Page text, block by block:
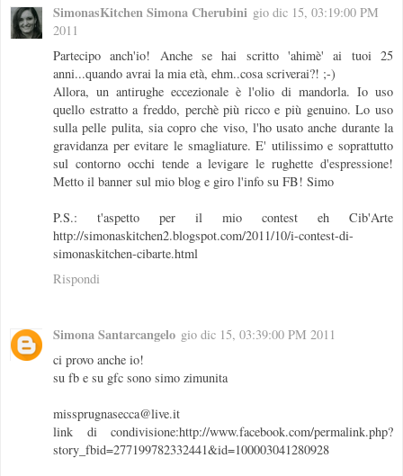
SimonasKitchen Simona Cherubini gio dic 15, 03:19:00 PM
2011
Partecipo anch'io! Anche se hai scritto 'ahimè' ai tuoi 25
anni...quando avrai la mia età, ehm..cosa scriverai?! ;-)
Allora, un antirughe eccezionale è l'olio di mandorla. Io uso
quello estratto a freddo, perchè più ricco e più genuino. Lo uso
sulla pelle pulita, sia copro che viso, l'ho usato anche durante la
gravidanza per evitare le smagliature. E' utilissimo e soprattutto
sul contorno occhi tende a levigare le rughette d'espressione!
Metto il banner sul mio blog e giro l'info su FB! Simo
P.S.: t'aspetto per il mio contest eh Cib'Arte
http://simonaskitchen2.blogspot.com/2011/10/i-contest-di-
simonaskitchen-cibarte.html
Rispondi
Simona Santarcangelo gio dic 15, 03:39:00 PM 2011
ci provo anche io!
su fb e su gfc sono simo zimunita
missprugnasecca@live.it
link di condivisione:http://www.facebook.com/permalink.php?
story_fbid=277199782332441&id=100003041280928